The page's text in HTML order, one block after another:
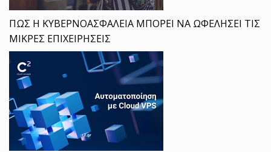
ΠΩΣ Η ΚΥΒΕΡΝΟΑΣΦΑΛΕΙΑ ΜΠΟΡΕΙ ΝΑ ΩΦΕΛΗΣΕΙ ΤΙΣ
ΜΙΚΡΕΣ ΕΠΙΧΕΙΡΗΣΕΙΣ